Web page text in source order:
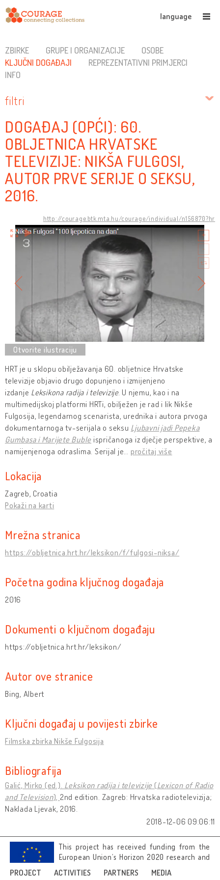
language
PROJECT ACTIVITIES PARTNERS MEDIA
ZBIRKE GRUPE I ORGANIZACIJE
OSOBE
KLJUČNI DOGAĐAJI
REPREZENTATIVNI PRIMJERCI
INFO
filtri
DOGAĐAJ (OPĆI): 60.
OBLJETNICA HRVATSKE
TELEVIZIJE: NIKŠA FULGOSI,
AUTOR PRVE SERIJE O SEKSU,
2016.
http://courage.btk.mta.hu/courage/individual/n156870?hr
HRT je u sklopu obilježavanja 60. obljetnice Hrvatske
televizije objavio drugo dopunjeno i izmijenjeno
izdanje Leksikona radija i televizije. U njemu, kao i na
multimedijskoj platformi HRTi, obilježen je rad i lik Nikše
Fulgosija, legendarnog scenarista, urednika i autora prvoga
dokumentarnoga tv-serijala o seksu Ljubavni jadi Pepeka
Gumbasa i Marijete Buble ispričanoga iz dječje perspektive, a
namijenjenoga odraslima. Serijal je
pročitaj više
Lokacija
Zagreb, Croatia
Pokaži na karti
Mrežna stranica
https://obljetnica.hrt.hr/leksikon/f/fulgosi-niksa/
Početna godina ključnog događaja
2016
Dokumenti o ključnom događaju
https://obljetnica.hrt.hr/leksikon/
Autor ove stranice
Bing, Albert
Ključni događaj u povijesti zbirke
Filmska zbirka Nikše Fulgosija
Bibliografija
Galić, Mirko (ed.). Leksikon radija i televizije (Lexicon of Radio
and Television), 2nd edition. Zagreb: Hrvatska radiotelevizija;
Naklada Ljevak, 2016.
2018-12-06 09:06:11
This project has received funding from the
European Union’s Horizon 2020 research and
innovation programme under grant
agreement No 692919.